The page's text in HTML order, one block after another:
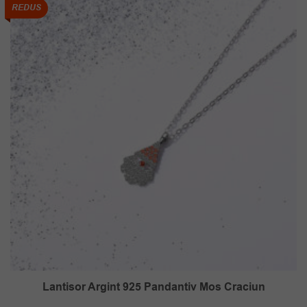
119.00 lei.
REDUS
Lantisor Argint 925 Pandantiv Mos Craciun